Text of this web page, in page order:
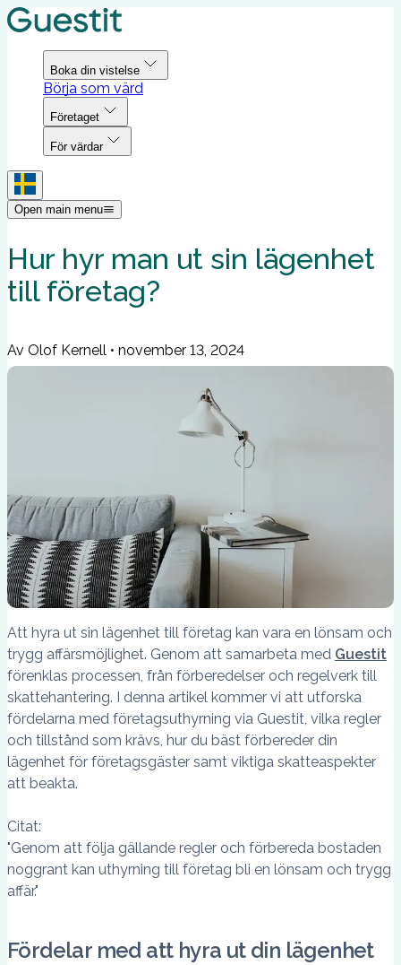
Boka din vistelse
Börja som värd
Företaget
För värdar
Open main menu
Hur hyr man ut sin lägenhet
till företag?
Av Olof Kernell • november 13, 2024
Att hyra ut sin lägenhet till företag kan vara en lönsam och
trygg affärsmöjlighet. Genom att samarbeta med Guestit
förenklas processen, från förberedelser och regelverk till
skattehantering. I denna artikel kommer vi att utforska
fördelarna med företagsuthyrning via Guestit, vilka regler
och tillstånd som krävs, hur du bäst förbereder din
lägenhet för företagsgäster samt viktiga skatteaspekter
att beakta.
Citat:
"Genom att följa gällande regler och förbereda bostaden
noggrant kan uthyrning till företag bli en lönsam och trygg
affär."
Fördelar med att hyra ut din lägenhet